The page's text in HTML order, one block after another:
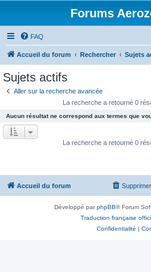
Forums
FAQ
Accueil du forum Rechercher Sujets
Sujets actifs
Aller sur la recherche avancée
La recherche a retourné 0
Aucun résultat ne correspond aux termes que
La recherche a retourné 0
Accueil du forum
Développé parphpBB® Forum
Traduction française
Confidentialité |